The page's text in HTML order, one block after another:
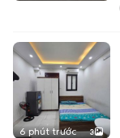
6 phút trước 3